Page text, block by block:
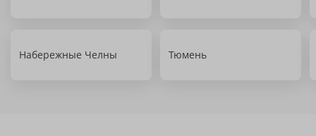
Набережные Челны Тюмень